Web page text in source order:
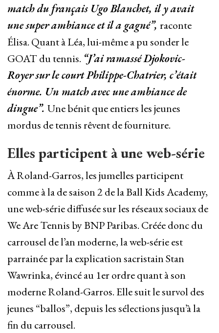
match du français Ugo Blanchet, il y avait
une super ambiance et il a gagné”, raconte
Élisa. Quant à Léa, lui-même a pu sonder le
GOAT du tennis. “J’ai ramassé Djokovic-
Royer sur le court Philippe-Chatrier, c’était
énorme. Un match avec une ambiance de
dingue”. Une bénit que entiers les jeunes
mordus de tennis rêvent de fourniture.
Elles participent à une web-série
À Roland-Garros, les jumelles participent
comme à la de saison 2 de la Ball Kids Academy,
une web-série diffusée sur les réseaux sociaux de
We Are Tennis by BNP Paribas. Créée donc du
carrousel de l’an moderne, la web-série est
parrainée par la explication sacristain Stan
Wawrinka, évincé au 1er ordre quant à son
moderne Roland-Garros. Elle suit le survol des
jeunes “ballos”, depuis les sélections jusqu’à la
fin du carrousel.